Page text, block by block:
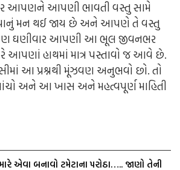
આપણને આપણી ભાવતી વસ્તુ સામે
મન થઈ જાય છે અને આપણે તે વસ્તુ
ઘણીવાર આપણી આ ભૂલ જીવનભર
આપણાં હાથમાં માત્ર પસ્તાવો જ આવે છે.
આ પ્રશ્નથી મૂંઝવણ અનુભવો છો. તો
અને આ ખાસ અને મહત્વપૂર્ણ માહિતી
એવા બનાવો ટમેટાના પરોઠા….. જાણો તેની